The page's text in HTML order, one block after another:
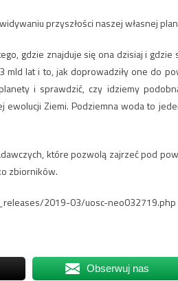
przyszłości naszej własnej
gdzie znajduje się ona dzisiaj i gdzie
lat i to, jak doprowadziły one do
i sprawdzić, czy idziemy
ewolucji Ziemi. Podziemna woda to
które pozwolą zajrzeć pod
zbiorników.
2019-03/uosc-neo032719.php
Obserwuj nas